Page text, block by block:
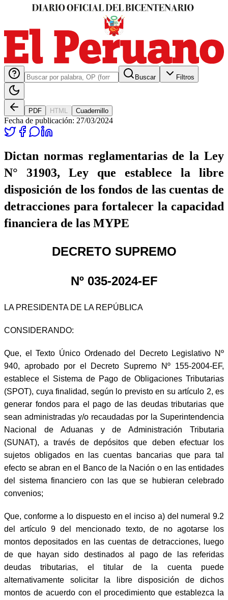
Buscar Filtros
PDF HTML Cuadernillo
Fecha de publicación: 27/03/2024
Dictan normas reglamentarias de la Ley
N° 31903, Ley que establece la libre
disposición de los fondos de las cuentas de
detracciones para fortalecer la capacidad
financiera de las MYPE
DECRETO SUPREMO
Nº 035-2024-EF
LA PRESIDENTA DE LA REPÚBLICA
CONSIDERANDO:
Que, el Texto Único Ordenado del Decreto Legislativo Nº
940, aprobado por el Decreto Supremo Nº 155-2004-EF,
establece el Sistema de Pago de Obligaciones Tributarias
(SPOT), cuya finalidad, según lo previsto en su artículo 2, es
generar fondos para el pago de las deudas tributarias que
sean administradas y/o recaudadas por la Superintendencia
Nacional de Aduanas y de Administración Tributaria
(SUNAT), a través de depósitos que deben efectuar los
sujetos obligados en las cuentas bancarias que para tal
efecto se abran en el Banco de la Nación o en las entidades
del sistema financiero con las que se hubieran celebrado
convenios;
Que, conforme a lo dispuesto en el inciso a) del numeral 9.2
del artículo 9 del mencionado texto, de no agotarse los
montos depositados en las cuentas de detracciones, luego
de que hayan sido destinados al pago de las referidas
deudas tributarias, el titular de la cuenta puede
alternativamente solicitar la libre disposición de dichos
montos de acuerdo con el procedimiento que establezca la